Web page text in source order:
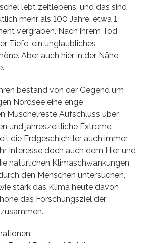
lebt zeitlebens, und das sind
mehr als 100 Jahre, etwa 1
vergraben. Nach ihrem Tod
Tiefe, ein unglaubliches
Aber auch hier in der Nähe
bestand von der Gegend um
Nordsee eine enge
Muschelreste Aufschluss über
und jahreszeitliche Extreme
die Erdgeschichtler auch immer
Interesse doch auch dem Hier und
natürlichen Klimaschwankungen
den Menschen untersuchen,
stark das Klima heute davon
das Forschungsziel der